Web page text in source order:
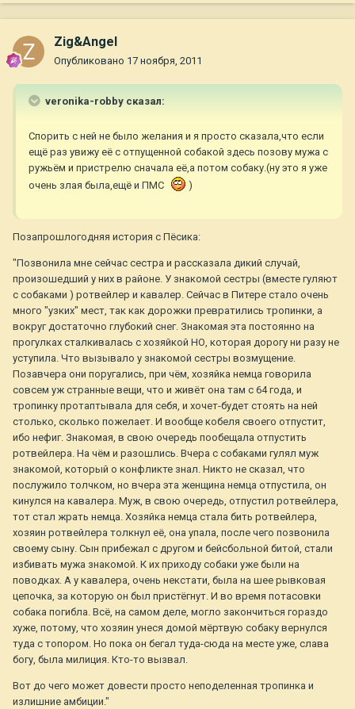
Zig&Angel
Опубликовано 17 ноября, 2011
veronika-robby сказал:
Спорить с ней не было желания и я просто сказала,что если
ещё раз увижу её с отпущенной собакой здесь позову мужа с
ружьём и пристрелю сначала её,а потом собаку.(ну это я уже
очень злая была,ещё и ПМС
)
Позапрошлогодняя история с Пёсика:
"Позвонила мне сейчас сестра и рассказала дикий случай,
произошедший у них в районе. У знакомой сестры (вместе гуляют
с собаками ) ротвейлер и кавалер. Сейчас в Питере стало очень
много "узких" мест, так как дорожки превратились тропинки, а
вокруг достаточно глубокий снег. Знакомая эта постоянно на
прогулках сталкивалась с хозяйкой НО, которая дорогу ни разу не
уступила. Что вызывало у знакомой сестры возмущение.
Позавчера они поругались, при чём, хозяйка немца говорила
совсем уж странные вещи, что и живёт она там с 64 года, и
тропинку протаптывала для себя, и хочет-будет стоять на ней
столько, сколько пожелает. И вообще кобеля своего отпустит,
ибо нефиг. Знакомая, в свою очередь пообещала отпустить
ротвейлера. На чём и разошлись. Вчера с собаками гулял муж
знакомой, который о конфликте знал. Никто не сказал, что
послужило толчком, но вчера эта женщина немца отпустила, он
кинулся на кавалера. Муж, в свою очередь, отпустил ротвейлера,
тот стал жрать немца. Хозяйка немца стала бить ротвейлера,
хозяин ротвейлера толкнул её, она упала, после чего позвонила
своему сыну. Сын прибежал с другом и бейсбольной битой, стали
избивать мужа знакомой. К их приходу собаки уже были на
поводках. А у кавалера, очень некстати, была на шее рывковая
цепочка, за которую он был пристёгнут. И во время потасовки
собака погибла. Всё, на самом деле, могло закончиться гораздо
хуже, потому, что хозяин унеся домой мёртвую собаку вернулся
туда с топором. Но пока он бегал туда-сюда на месте уже, слава
богу, была милиция. Кто-то вызвал.
Вот до чего может довести просто неподеленная тропинка и
излишние амбиции."